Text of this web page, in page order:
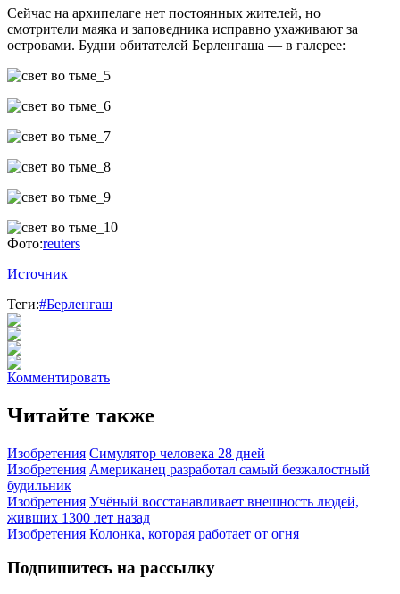
Сейчас на архипелаге нет постоянных жителей, но
смотрители маяка и заповедника исправно ухаживают за
островами. Будни обитателей Берленгаша — в галерее:
Фото:reuters
Источник
Теги:#Берленгаш
Комментировать
Читайте также
Изобретения Симулятор человека 28 дней
Изобретения Американец разработал самый безжалостный
будильник
Изобретения Учёный восстанавливает внешность людей,
живших 1300 лет назад
Изобретения Колонка, которая работает от огня
Подпишитесь на рассылку